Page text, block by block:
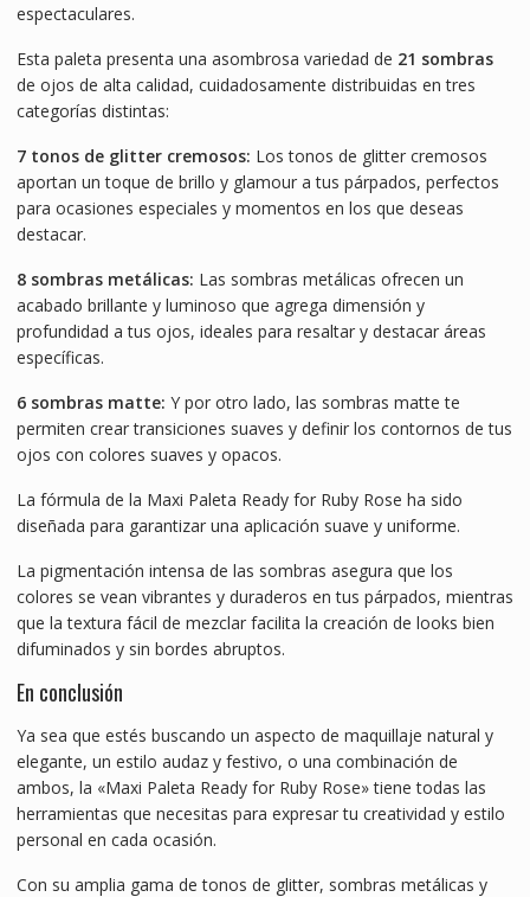
espectaculares.
Esta paleta presenta una asombrosa variedad de 21 sombras
de ojos de alta calidad, cuidadosamente distribuidas en tres
categorías distintas:
7 tonos de glitter cremosos: Los tonos de glitter cremosos
aportan un toque de brillo y glamour a tus párpados, perfectos
para ocasiones especiales y momentos en los que deseas
destacar.
8 sombras metálicas: Las sombras metálicas ofrecen un
acabado brillante y luminoso que agrega dimensión y
profundidad a tus ojos, ideales para resaltar y destacar áreas
específicas.
6 sombras matte: Y por otro lado, las sombras matte te
permiten crear transiciones suaves y definir los contornos de tus
ojos con colores suaves y opacos.
La fórmula de la Maxi Paleta Ready for Ruby Rose ha sido
diseñada para garantizar una aplicación suave y uniforme.
La pigmentación intensa de las sombras asegura que los
colores se vean vibrantes y duraderos en tus párpados, mientras
que la textura fácil de mezclar facilita la creación de looks bien
difuminados y sin bordes abruptos.
En conclusión
Ya sea que estés buscando un aspecto de maquillaje natural y
elegante, un estilo audaz y festivo, o una combinación de
ambos, la «Maxi Paleta Ready for Ruby Rose» tiene todas las
herramientas que necesitas para expresar tu creatividad y estilo
personal en cada ocasión.
Con su amplia gama de tonos de glitter, sombras metálicas y